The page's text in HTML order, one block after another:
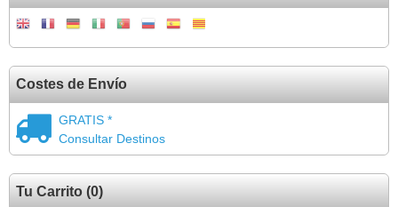
Costes de Envío
GRATIS *
Consultar Destinos
Tu Carrito (0)